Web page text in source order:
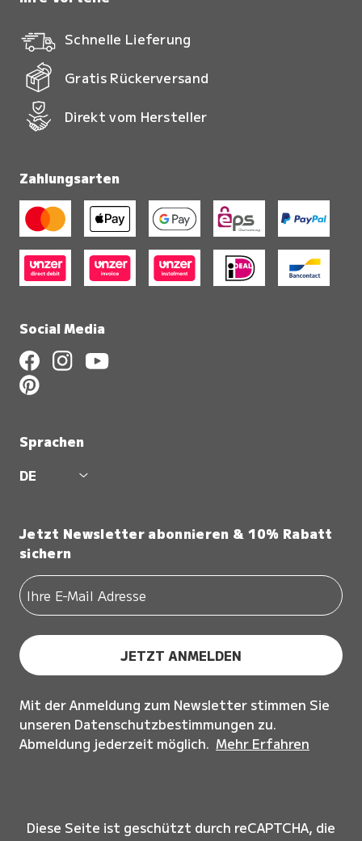
Schnelle Lieferung
Gratis Rückerversand
Direkt vom Hersteller
Zahlungsarten
Social Media
Sprachen
DE
Jetzt Newsletter abonnieren & 10% Rabatt
sichern
JETZT ANMELDEN
Mit der Anmeldung zum Newsletter stimmen Sie
unseren Datenschutzbestimmungen zu.
Abmeldung jederzeit möglich. Mehr Erfahren
Diese Seite ist geschützt durch reCAPTCHA, die